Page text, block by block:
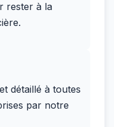
rester à la
détaillé à toutes
par notre